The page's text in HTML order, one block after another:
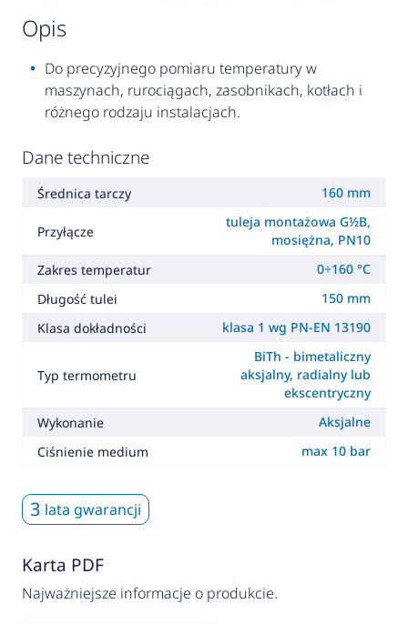
opis
Do precyzyjnego pomiaru temperatury w
maszynach, rurociągach, zasobnikach, kotłach i
różnego rodzaju instalacjach.
Dane techniczne
Średnica tarczy 160 mm
Przyłącze
tuleja montażowa G½B,
mosiężna, PN10
Zakres temperatur
0÷160 °C
Długość tulei
150 mm
Klasa dokładności
klasa 1 wg PN-EN 13190
Typ termometru
BiTh - bimetaliczny
aksjalny, radialny lub
ekscentryczny
Wykonanie
Aksjalne
Ciśnienie medium
max 10 bar
3 lata gwarancji
Karta PDF
Najważniejsze informacje o produkcie.